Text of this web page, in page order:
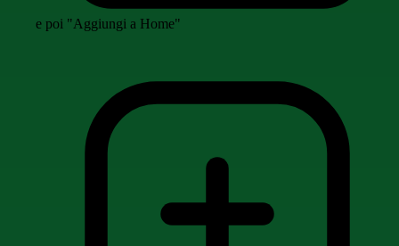
e poi "Aggiungi a Home"